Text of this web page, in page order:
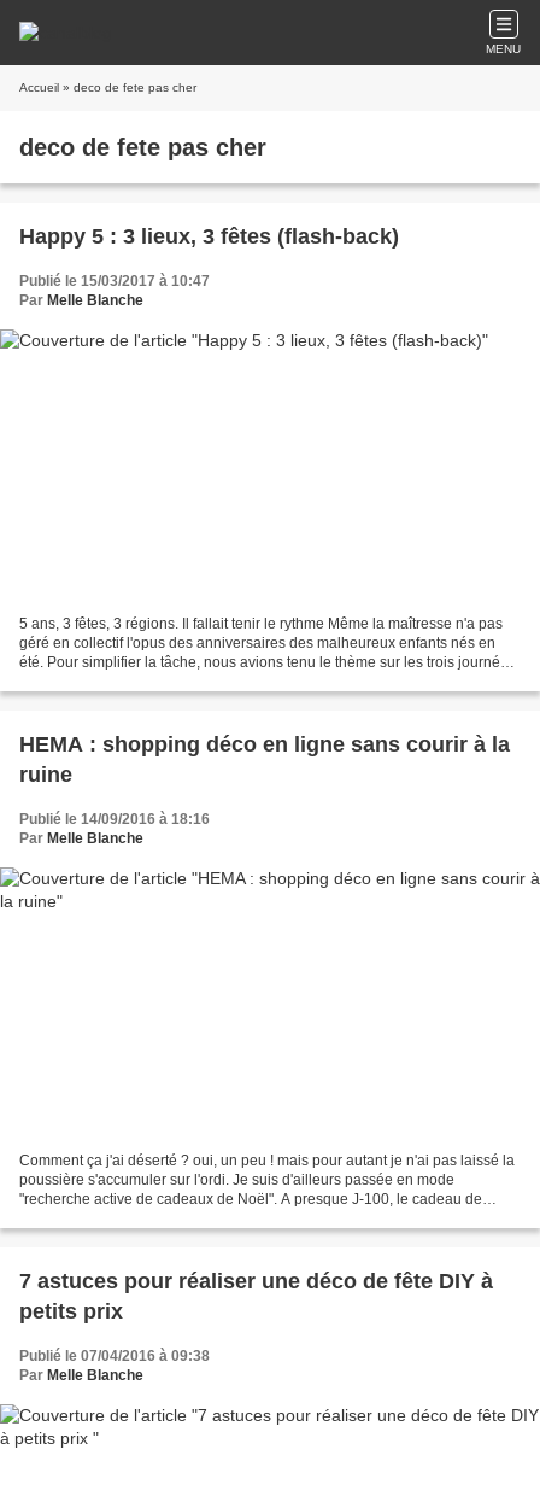
MENU
Accueil » deco de fete pas cher
deco de fete pas cher
Happy 5 : 3 lieux, 3 fêtes (flash-back)
Publié le 15/03/2017 à 10:47
Par Melle Blanche
5 ans, 3 fêtes, 3 régions. Il fallait tenir le rythme Même la maîtresse n'a pas
géré en collectif l'opus des anniversaires des malheureux enfants nés en
été. Pour simplifier la tâche, nous avions tenu le thème sur les trois journées.
HEMA : shopping déco en ligne sans courir à la
ruine
Publié le 14/09/2016 à 18:16
Par Melle Blanche
Comment ça j'ai déserté ? oui, un peu ! mais pour autant je n'ai pas laissé la
poussière s'accumuler sur l'ordi. Je suis d'ailleurs passée en mode
"recherche active de cadeaux de Noël". A presque J-100, le cadeau de
7 astuces pour réaliser une déco de fête DIY à
petits prix
Publié le 07/04/2016 à 09:38
Par Melle Blanche